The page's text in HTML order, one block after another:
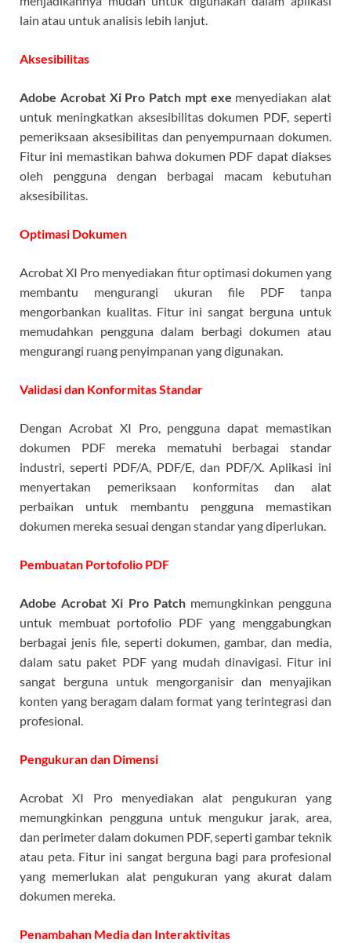
lain atau untuk analisis lebih lanjut.
Aksesibilitas
Adobe Acrobat Xi Pro Patch mpt exe menyediakan alat
untuk meningkatkan aksesibilitas dokumen PDF, seperti
pemeriksaan aksesibilitas dan penyempurnaan dokumen.
Fitur ini memastikan bahwa dokumen PDF dapat diakses
oleh pengguna dengan berbagai macam kebutuhan
aksesibilitas.
Optimasi Dokumen
Acrobat XI Pro menyediakan fitur optimasi dokumen yang
membantu mengurangi ukuran file PDF tanpa
mengorbankan kualitas. Fitur ini sangat berguna untuk
memudahkan pengguna dalam berbagi dokumen atau
mengurangi ruang penyimpanan yang digunakan.
Validasi dan Konformitas Standar
Dengan Acrobat XI Pro, pengguna dapat memastikan
dokumen PDF mereka mematuhi berbagai standar
industri, seperti PDF/A, PDF/E, dan PDF/X. Aplikasi ini
menyertakan pemeriksaan konformitas dan alat
perbaikan untuk membantu pengguna memastikan
dokumen mereka sesuai dengan standar yang diperlukan.
Pembuatan Portofolio PDF
Adobe Acrobat Xi Pro Patchmemungkinkan pengguna
untuk membuat portofolio PDF yang menggabungkan
berbagai jenis file, seperti dokumen, gambar, dan media,
dalam satu paket PDF yang mudah dinavigasi. Fitur ini
sangat berguna untuk mengorganisir dan menyajikan
konten yang beragam dalam format yang terintegrasi dan
profesional.
Pengukuran dan Dimensi
Acrobat XI Pro menyediakan alat pengukuran yang
memungkinkan pengguna untuk mengukur jarak, area,
dan perimeter dalam dokumen PDF, seperti gambar teknik
atau peta. Fitur ini sangat berguna bagi para profesional
yang memerlukan alat pengukuran yang akurat dalam
dokumen mereka.
Penambahan Media dan Interaktivitas